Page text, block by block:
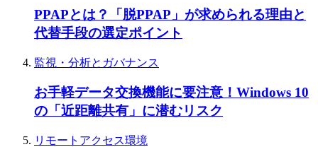
PPAPとは？「脱PPAP」が求められる理由と
代替手段の選定ポイント
監視・分析とガバナンス
お手軽データ交換機能に要注意！Windows 10
の「近距離共有」に潜むリスク
リモートアクセス環境